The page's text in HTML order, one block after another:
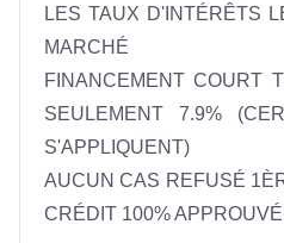
LES TAUX D'INTÉRÊTS
MARCHÉ
FINANCEMENT COURT
SEULEMENT 7.9%
S'APPLIQUENT)
AUCUN CAS REFUSÉ
CRÉDIT 100%